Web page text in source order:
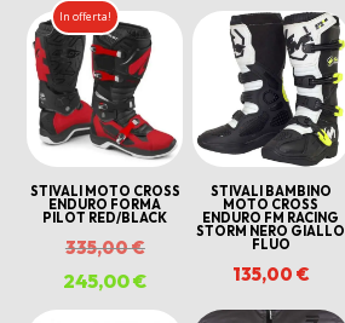
In offerta!
STIVALI MOTO CROSS
ENDURO FORMA
PILOT RED/BLACK
335,00€Il
prezzo
originale
245,00€Il
prezzo
STIVALI BAMBINO
MOTO CROSS
ENDURO FM RACING
STORM NERO GIALLO
FLUO
135,00 €